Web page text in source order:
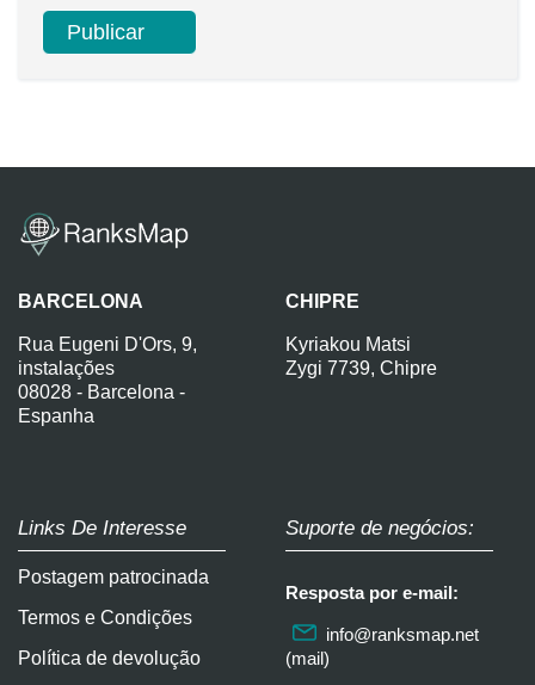
BARCELONA
Rua Eugeni D'Ors, 9,
instalações
08028 - Barcelona -
Espanha
CHIPRE
Kyriakou Matsi
Zygi 7739, Chipre
Links De Interesse
Postagem patrocinada
Termos e Condições
Política de devolução
Suporte de negócios:
Resposta por e-mail:
info@ranksmap.net
(mail)